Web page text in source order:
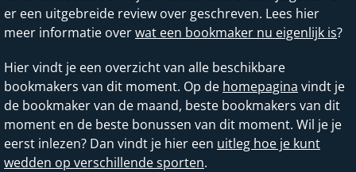
er een uitgebreide review over geschreven. Lees hier
meer informatie overwat een bookmaker nu eigenlijk is?
Hier vindt je een overzicht van alle beschikbare
bookmakers van dit moment. Op de homepagina vindt je
de bookmaker van de maand, beste bookmakers van dit
moment en de beste bonussen van dit moment. Wil je je
eerst inlezen? Dan vindt je hier een uitleg hoe je kunt
wedden op verschillende sporten.